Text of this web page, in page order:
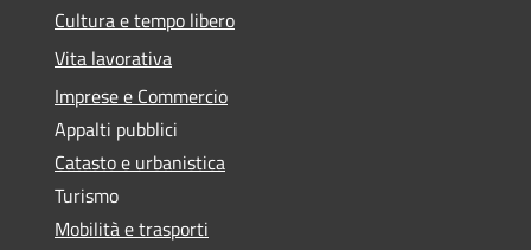
Cultura e tempo libero
Vita lavorativa
Imprese e Commercio
Appalti pubblici
Catasto e urbanistica
Turismo
Mobilità e trasporti